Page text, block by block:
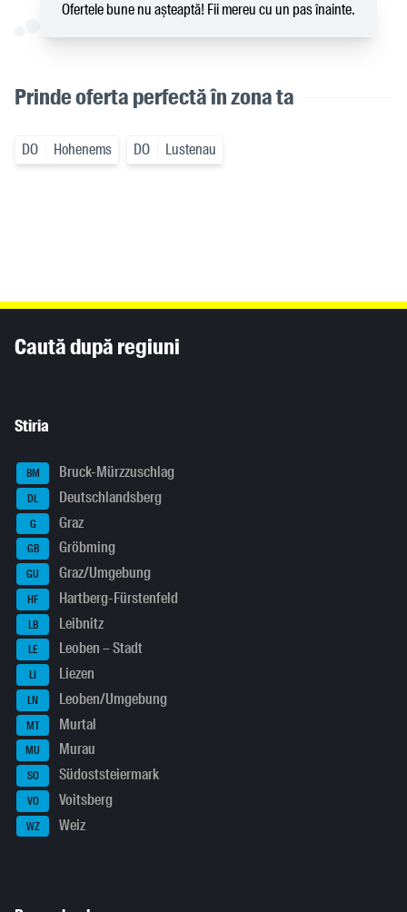
Ofertele bune nu așteaptă! Fii mereu cu un pas înainte.
Prinde oferta perfectă în zona ta
DO Hohenems DO Lustenau
Caută după regiuni
Stiria
BM Bruck-Mürzzuschlag
DL Deutschlandsberg
G Graz
GB Gröbming
GU Graz/Umgebung
HF Hartberg-Fürstenfeld
LB Leibnitz
LE Leoben – Stadt
LI Liezen
LN Leoben/Umgebung
MT Murtal
MU Murau
SO Südoststeiermark
VO Voitsberg
WZ Weiz